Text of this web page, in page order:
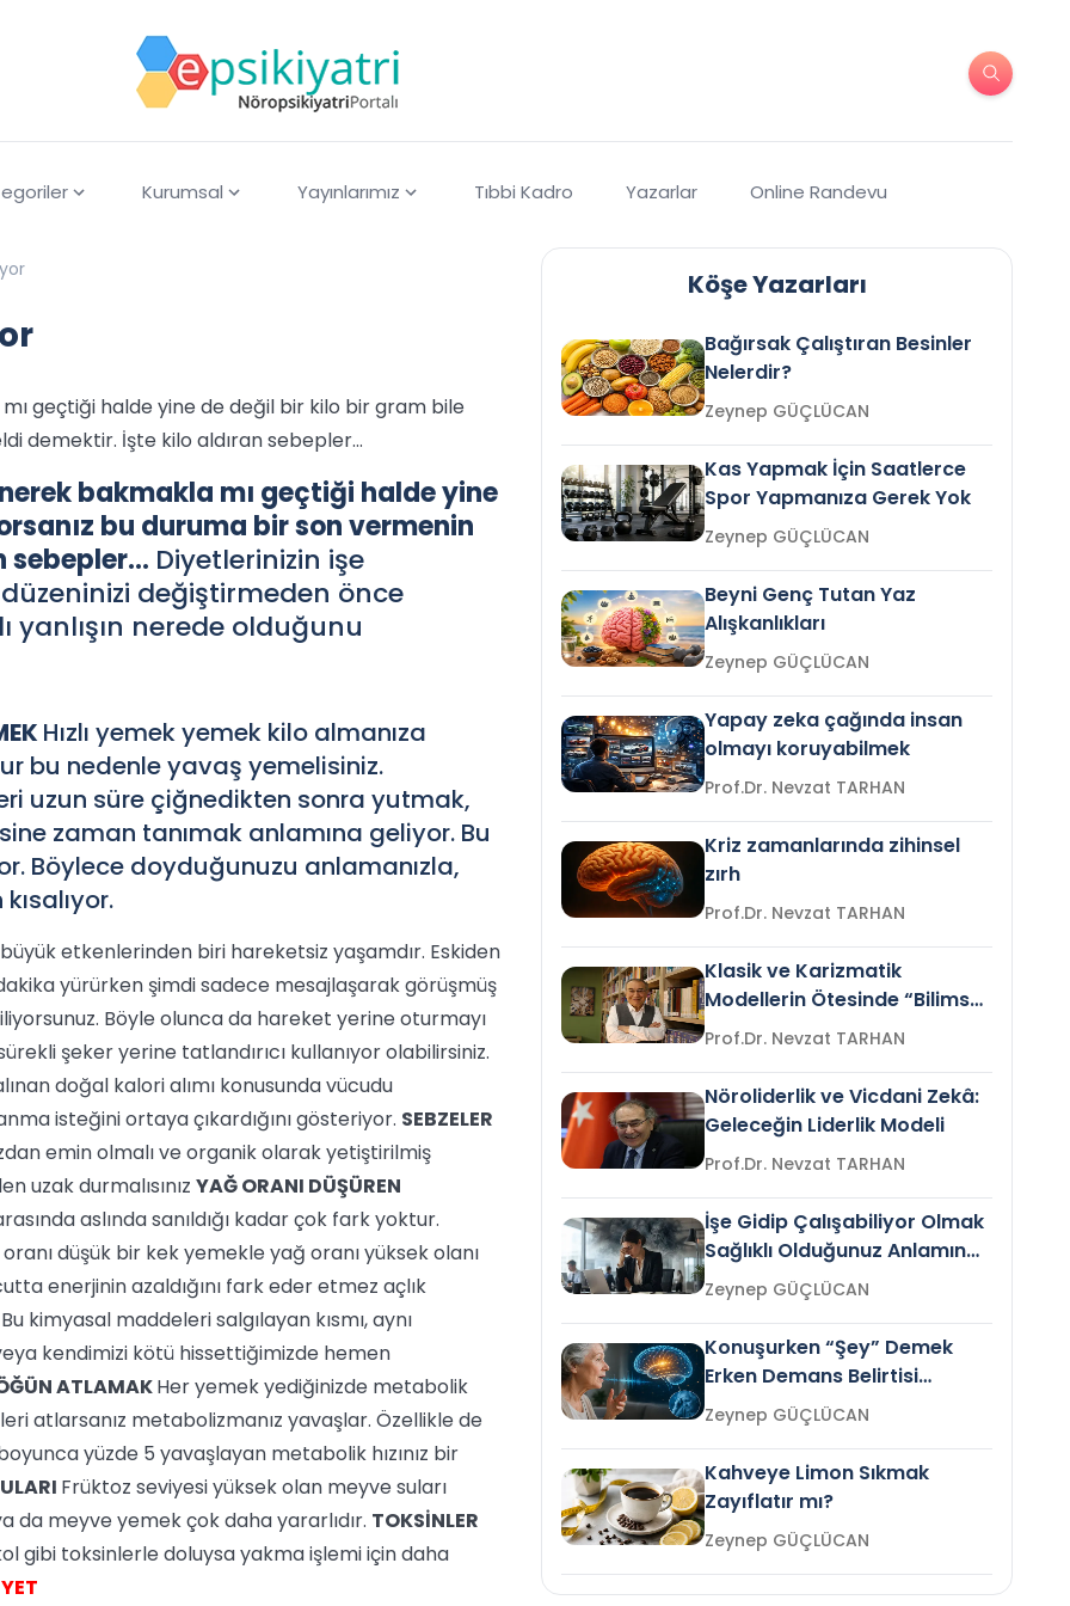
Kurumsal Yayınlarımız Tıbbi Kadro Yazarlar Online Randevu
geçtiği halde yine de değil bir kilo bir gram bile
demektir. İşte kilo aldıran sebepler...
bakmakla mı geçtiği halde yine
bu duruma bir son vermenin
Diyetlerinizin işe
değiştirmeden önce
nerede olduğunu
Hızlı yemek yemek kilo almanıza
bu nedenle yavaş yemelisiniz.
uzun süre çiğnedikten sonra yutmak,
zaman tanımak anlamına geliyor. Bu
Böylece doyduğunuzu anlamanızla,
etkenlerinden biri hareketsiz yaşamdır. Eskiden
yürürken şimdi sadece mesajlaşarak görüşmüş
Böyle olunca da hareket yerine oturmayı
şeker yerine tatlandırıcı kullanıyor olabilirsiniz.
doğal kalori alımı konusunda vücudu
isteğini ortaya çıkardığını gösteriyor. SEBZELER
emin olmalı ve organik olarak yetiştirilmiş
uzak durmalısınız YAĞ ORANI DÜŞÜREN
aslında sanıldığı kadar çok fark yoktur.
düşük bir kek yemekle yağ oranı yüksek olanı
enerjinin azaldığını fark eder etmez açlık
kimyasal maddeleri salgılayan kısmı, aynı
kendimizi kötü hissettiğimizde hemen
ATLAMAKHer yemek yediğinizde metabolik
atlarsanız metabolizmanız yavaşlar. Özellikle de
yüzde 5 yavaşlayan metabolik hızınız bir
Früktoz seviyesi yüksek olan meyve suları
da meyve yemek çok daha yararlıdır. TOKSİNLER
gibi toksinlerle doluysa yakma işlemi için daha
Köşe Yazarları
Bağırsak Çalıştıran Besinler
Nelerdir?
Zeynep GÜÇLÜCAN
Kas Yapmak İçin Saatlerce
Spor Yapmanıza Gerek Yok
Zeynep GÜÇLÜCAN
Beyni Genç Tutan Yaz
Alışkanlıkları
Zeynep GÜÇLÜCAN
Yapay zeka çağında insan
olmayı koruyabilmek
Prof.Dr. Nevzat TARHAN
Kriz zamanlarında zihinsel
zırh
Prof.Dr. Nevzat TARHAN
Klasik ve Karizmatik
Modellerin Ötesinde “Bilimsel
Liderlik”
Prof.Dr. Nevzat TARHAN
Nöroliderlik ve Vicdani Zekâ:
Geleceğin Liderlik Modeli
Prof.Dr. Nevzat TARHAN
İşe Gidip Çalışabiliyor Olmak
Sağlıklı Olduğunuz Anlamına
Gelir mi?Zeynep GÜÇLÜCAN
Konuşurken “Şey” Demek
Erken Demans Belirtisi
Olabilir mi?Zeynep GÜÇLÜCAN
Kahveye Limon Sıkmak
Zayıflatır mı?
Zeynep GÜÇLÜCAN